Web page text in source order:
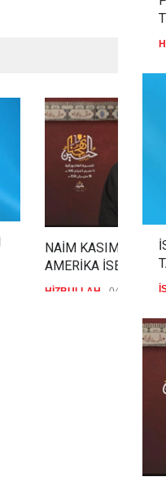
NAİM KASIM: İRAN
AMERİKA İSE
HİZBULLAH 04 Ağustos